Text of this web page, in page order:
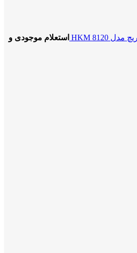
استعلام موجودی و